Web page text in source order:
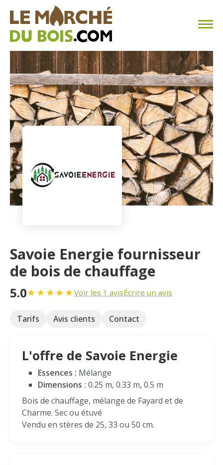
CHAUFFAGE AU BOIS
FAQ
CALCULER SA CONSOMMATION
TROUVER SON FOURNISSEUR
BLOG
ESPACE PRO
Savoie Energie fournisseur
de bois de chauffage
5.0★★★★★Voir les 1 avisÉcrire un avis
Tarifs Avis clients Contact
L'offre de Savoie Energie
Essences : Mélange
Dimensions : 0.25 m, 0.33 m, 0.5 m
Bois de chauffage, mélange de Fayard et de
Charme. Sec ou étuvé
Vendu en stères de 25, 33 ou 50 cm.